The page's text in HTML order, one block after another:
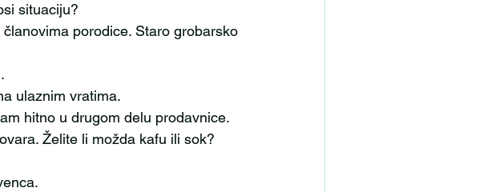
situaciju?
ulaznim vratima.
Želite li možda kafu ili sok?